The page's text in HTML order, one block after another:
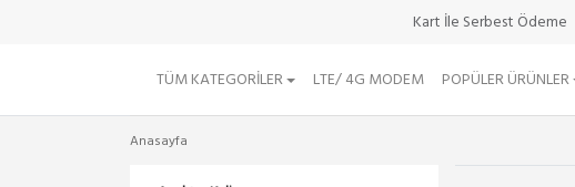
Kart İle Serbest Ödeme
TÜM KATEGORILER LTE/ 4G MODEM POPÜLER ÜRÜNLER
Anasayfa